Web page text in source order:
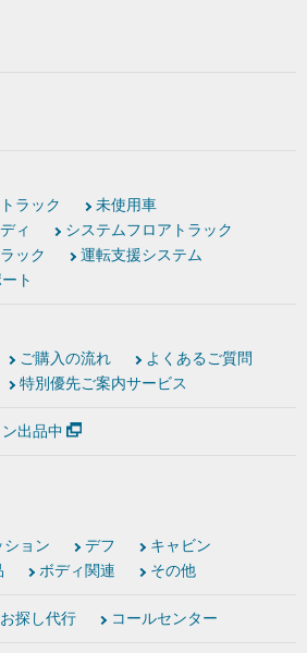
ラック
未使用車
ィ
システムフロアトラック
ック
運転支援システム
ト
ご購入の流れ
よくあるご質問
特別優先ご案内サービス
出品中
ション デフ
キャビン
ボディ関連 その他
探し代行 コールセンター